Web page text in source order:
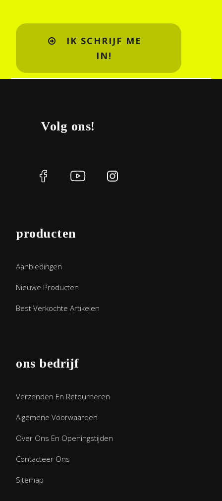
IK SCHRIJF ME
IN!
Volg ons!
producten
Aanbiedingen
Nieuwe Producten
Best Verkochte Artikelen
ons bedrijf
Verzenden En Retourneren
Algemene Voorwaarden
Over Ons En Openingstijden
Contacteer Ons
Sitemap